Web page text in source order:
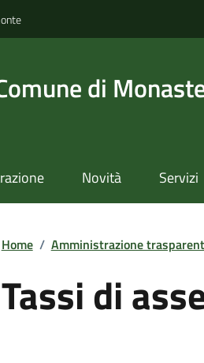
di
Novità Servizi
Home / Amministrazione
Tassi di